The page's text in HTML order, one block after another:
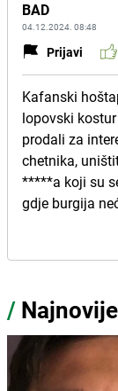
BAD
04.12.2024. 08:48
Prijavi
Kafanski
lopovski
prodali za
chetnika,
*****a koji su
gdje burgija
/ Najnovije